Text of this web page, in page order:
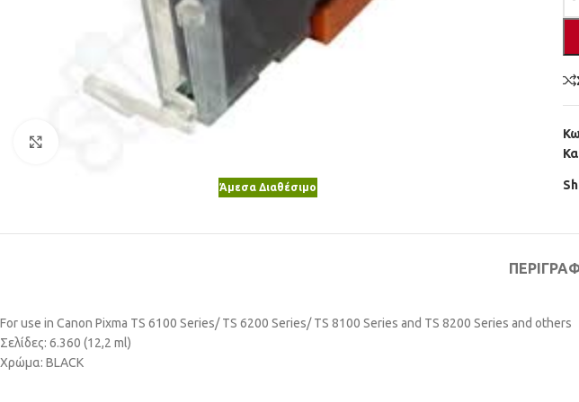
Άμεσα Διαθέσιμο
For use in Canon Pixma TS 6100 Series/ TS 6200 Series/ TS 8100 Series and TS 8200 Series and others
Σελίδες: 6.360 (12,2 ml)
Χρώμα: BLACK